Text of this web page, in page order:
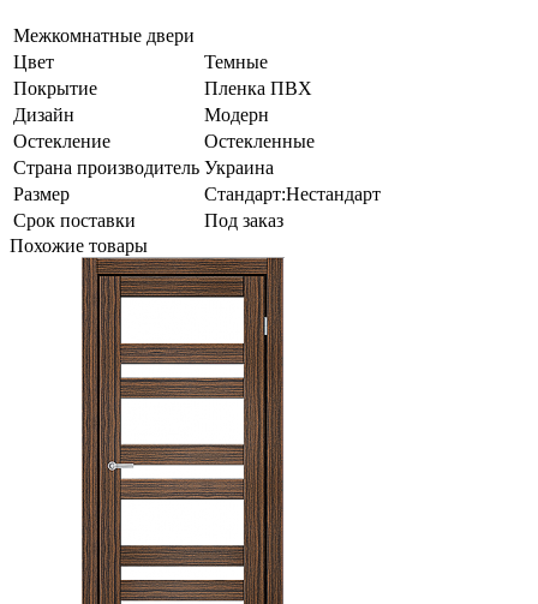
Межкомнатные двери
Цвет
Темные
Покрытие
Пленка ПВХ
Дизайн
Модерн
Остекление
Остекленные
Страна производитель Украина
Размер
Стандарт:Нестандарт
Срок поставки
Под заказ
Похожие товары